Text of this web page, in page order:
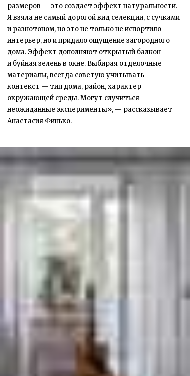
размеров — это создает эффект натуральности.
Я взяла не самый дорогой вид селекции, с сучками
и разнотоном, но это не только не испортило
интерьер, но и придало ощущение загородного
дома. Эффект дополняют открытый балкон
и буйная зелень в окне. Выбирая отделочные
материалы, всегда советую учитывать
контекст — тип дома, район, характер
окружающей среды. Могут случиться
неожиданные эксперименты», — рассказывает
Анастасия Финько.